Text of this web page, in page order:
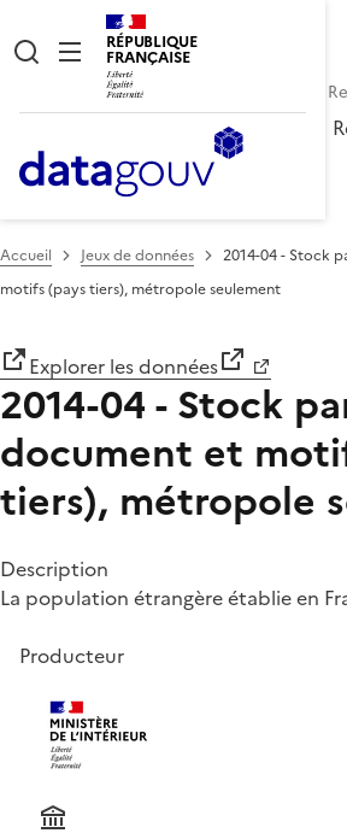
RÉPUBLIQUE
FRANÇAISE
Accueil Jeux de données
2014-04 - Stock
motifs (pays tiers), métropole seulement
Explorer les données
2014-04 - Stock
document et
tiers), métropole
Description
La population étrangère établie en
Producteur